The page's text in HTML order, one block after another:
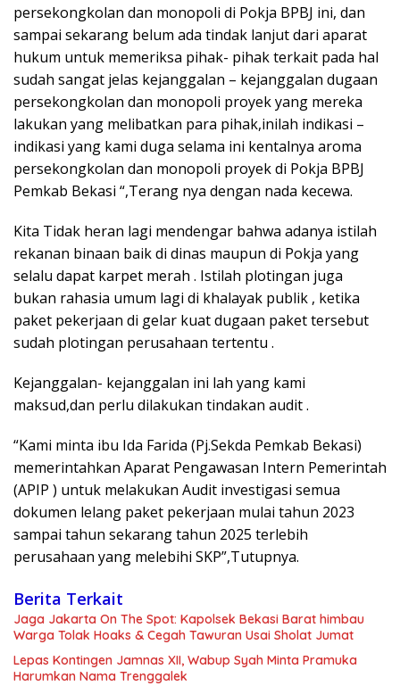
persekongkolan dan monopoli di Pokja BPBJ ini, dan
sampai sekarang belum ada tindak lanjut dari aparat
hukum untuk memeriksa pihak- pihak terkait pada hal
sudah sangat jelas kejanggalan – kejanggalan dugaan
persekongkolan dan monopoli proyek yang mereka
lakukan yang melibatkan para pihak,inilah indikasi –
indikasi yang kami duga selama ini kentalnya aroma
persekongkolan dan monopoli proyek di Pokja BPBJ
Pemkab Bekasi “,Terang nya dengan nada kecewa.
Kita Tidak heran lagi mendengar bahwa adanya istilah
rekanan binaan baik di dinas maupun di Pokja yang
selalu dapat karpet merah . Istilah plotingan juga
bukan rahasia umum lagi di khalayak publik , ketika
paket pekerjaan di gelar kuat dugaan paket tersebut
sudah plotingan perusahaan tertentu .
Kejanggalan- kejanggalan ini lah yang kami
maksud,dan perlu dilakukan tindakan audit .
“Kami minta ibu Ida Farida (Pj.Sekda Pemkab Bekasi)
memerintahkan Aparat Pengawasan Intern Pemerintah
(APIP ) untuk melakukan Audit investigasi semua
dokumen lelang paket pekerjaan mulai tahun 2023
sampai tahun sekarang tahun 2025 terlebih
perusahaan yang melebihi SKP”,Tutupnya.
Berita Terkait
Jaga Jakarta On The Spot: Kapolsek Bekasi Barat himbau
Warga Tolak Hoaks & Cegah Tawuran Usai Sholat Jumat
Lepas Kontingen Jamnas XII, Wabup Syah Minta Pramuka
Harumkan Nama Trenggalek